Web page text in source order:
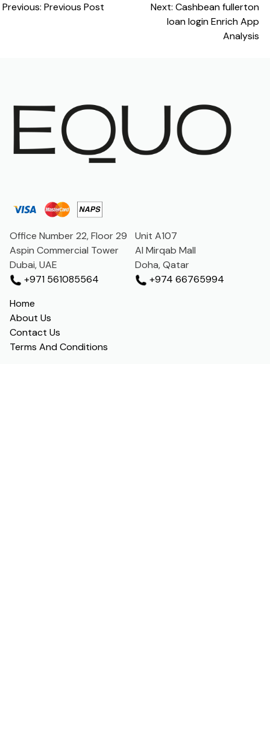
Post
Previous: Previous Post Next: Cashbean fullerton
loan login Enrich App
Analysis
Office Number 22, Floor 29
Aspin Commercial Tower
Dubai, UAE
+971 561085564
Unit A107
Al Mirqab Mall
Doha, Qatar
+974 66765994
Home
About Us
Contact Us
Terms And Conditions